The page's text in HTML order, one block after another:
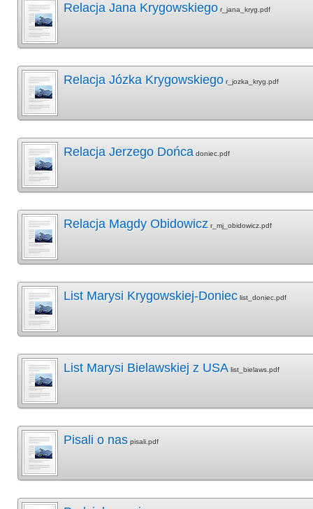
Relacja Jana Krygowskiego r_jana_kryg.pdf
Relacja Józka Krygowskiego r_jozka_kryg.pdf
Relacja Jerzego Dońca doniec.pdf
Relacja Magdy Obidowicz r_mj_obidowicz.pdf
List Marysi Krygowskiej-Doniec list_doniec.pdf
List Marysi Bielawskiej z USA list_bielaws.pdf
Pisali o nas pisali.pdf